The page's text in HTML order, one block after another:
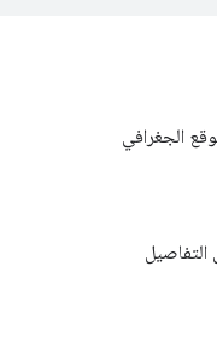
الجغرافي